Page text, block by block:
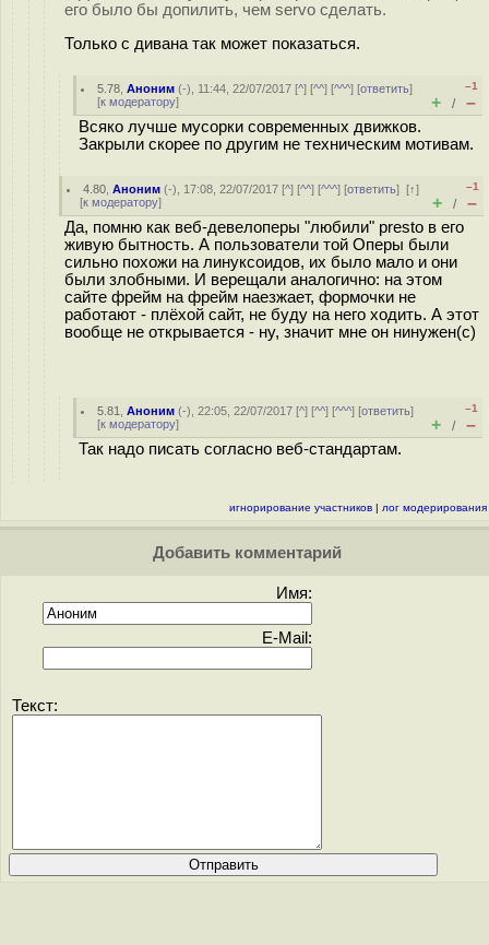
его было бы допилить, чем servo сделать.
Только с дивана так может показаться.
5.78 ,Аноним (-), 11:44, 22/07/2017 [^] [^^] [^^^] [ответить]
[к модератору]
–1
+ / –
Всяко лучше мусорки современных движков.
Закрыли скорее по другим не техническим мотивам.
4.80 ,Аноним (-), 17:08, 22/07/2017 [^] [^^] [^^^] [ответить][↑]
[к модератору]
–1
+ / –
Да, помню как веб-девелоперы "любили" presto в его
живую бытность. А пользователи той Оперы были
сильно похожи на линуксоидов, их было мало и они
были злобными. И верещали аналогично: на этом
сайте фрейм на фрейм наезжает, формочки не
работают - плёхой сайт, не буду на него ходить. А этот
вообще не открывается - ну, значит мне он нинужен(c)
5.81 ,Аноним (-), 22:05, 22/07/2017 [^] [^^] [^^^] [ответить]
[к модератору]
–1
+ / –
Так надо писать согласно веб-стандартам.
игнорирование участников | лог модерирования
Добавить комментарий
Имя:
E-Mail:
Текст: